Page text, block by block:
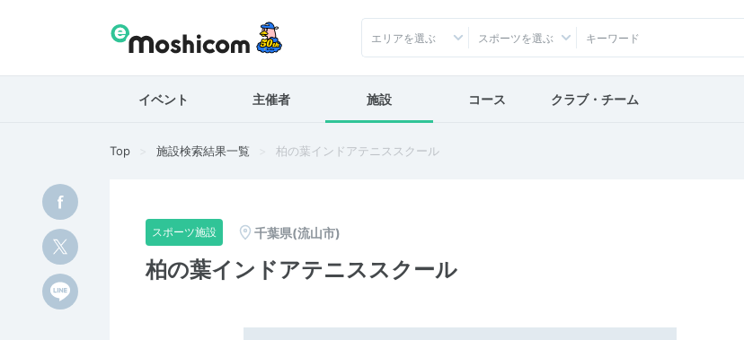
エリアを選ぶ スポーツを選ぶ
イベント 主催者 施設 コース クラブ・チーム
Top 施設検索結果一覧 柏の葉インドアテニススクール
スポーツ施設 千葉県(流山市)
柏の葉インドアテニススクール